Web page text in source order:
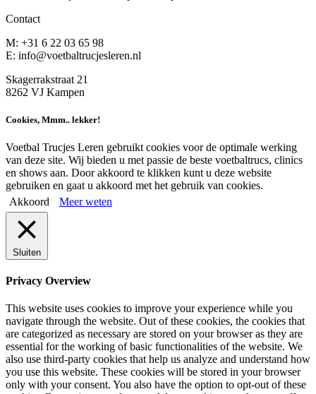
Contact
M: +31 6 22 03 65 98
E: info@voetbaltrucjesleren.nl
Skagerrakstraat 21
8262 VJ Kampen
Cookies, Mmm.. lekker!
Voetbal Trucjes Leren gebruikt cookies voor de optimale werking
van deze site. Wij bieden u met passie de beste voetbaltrucs, clinics
en shows aan. Door akkoord te klikken kunt u deze website
gebruiken en gaat u akkoord met het gebruik van cookies.
Akkoord
Meer weten
Sluiten
Privacy Overview
This website uses cookies to improve your experience while you
navigate through the website. Out of these cookies, the cookies that
are categorized as necessary are stored on your browser as they are
essential for the working of basic functionalities of the website. We
also use third-party cookies that help us analyze and understand how
you use this website. These cookies will be stored in your browser
only with your consent. You also have the option to opt-out of these